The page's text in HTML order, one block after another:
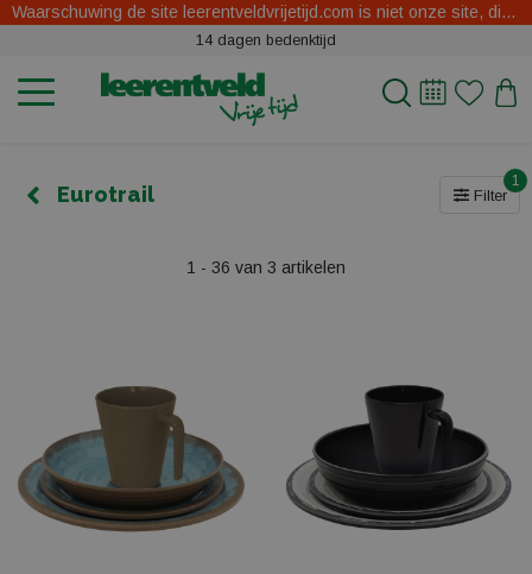
Waarschuwing de site leerentveldvrijetijd.com is niet onze site, dit zijn oplichters.
14 dagen bedenktijd
Eurotrail Filter
1
1 - 36 van 3 artikelen